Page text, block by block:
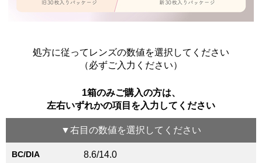
処方に従ってレンズの数値を選択してください
（必ずご入力ください）
1箱のみご購入の方は、
左右いずれかの項目を入力してください
▼右目 の数値を選択してください
BC/DIA 8.6/14.0